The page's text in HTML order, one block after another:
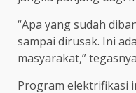
“Apa yang sudah
sampai dirusak. Ini
masyarakat,”
Program elektrifikasi